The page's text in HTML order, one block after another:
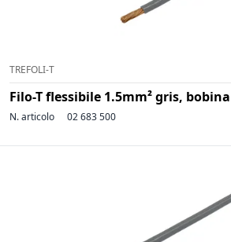
TREFOLI-T
Filo-T flessibile 1.5mm² gris,
N. articolo 02 683 500